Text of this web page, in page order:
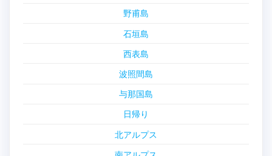
野甫島
石垣島
西表島
波照間島
与那国島
日帰り
北アルプス